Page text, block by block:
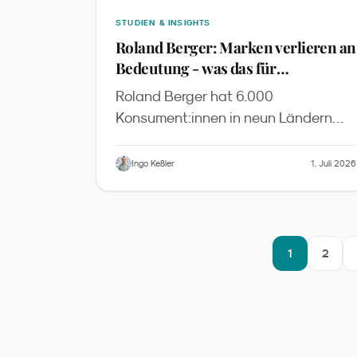
STUDIEN & INSIGHTS
Roland Berger: Marken verlieren an
Bedeutung - was das für
Familienmarketing heißt
Roland Berger hat 6.000
Konsument:innen in neun Ländern
Markenreputation als Top-
Produktrecherche. Wir übersetzen die
Studie in fünf Konsequenzen für
Ingo Keßler 1. Juli 2026
1 2